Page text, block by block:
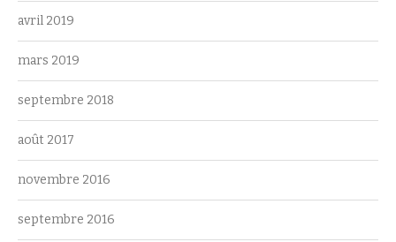
avril 2019
mars 2019
septembre 2018
août 2017
novembre 2016
septembre 2016